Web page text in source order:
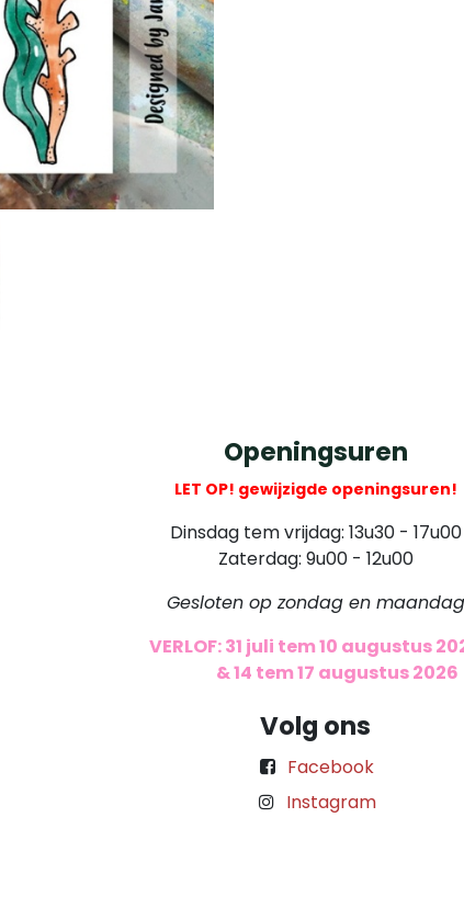
Openingsuren
LET OP! gewijzigde openingsuren!
Dinsdag tem vrijdag: 13u30 - 17u00
Zaterdag: 9u00 - 12u00
Gesloten op zondag en maandag
VERLOF: 31 juli tem 10 augustus
& 14 tem 17 augustus 2026
Volg ons
Facebook
Instagram